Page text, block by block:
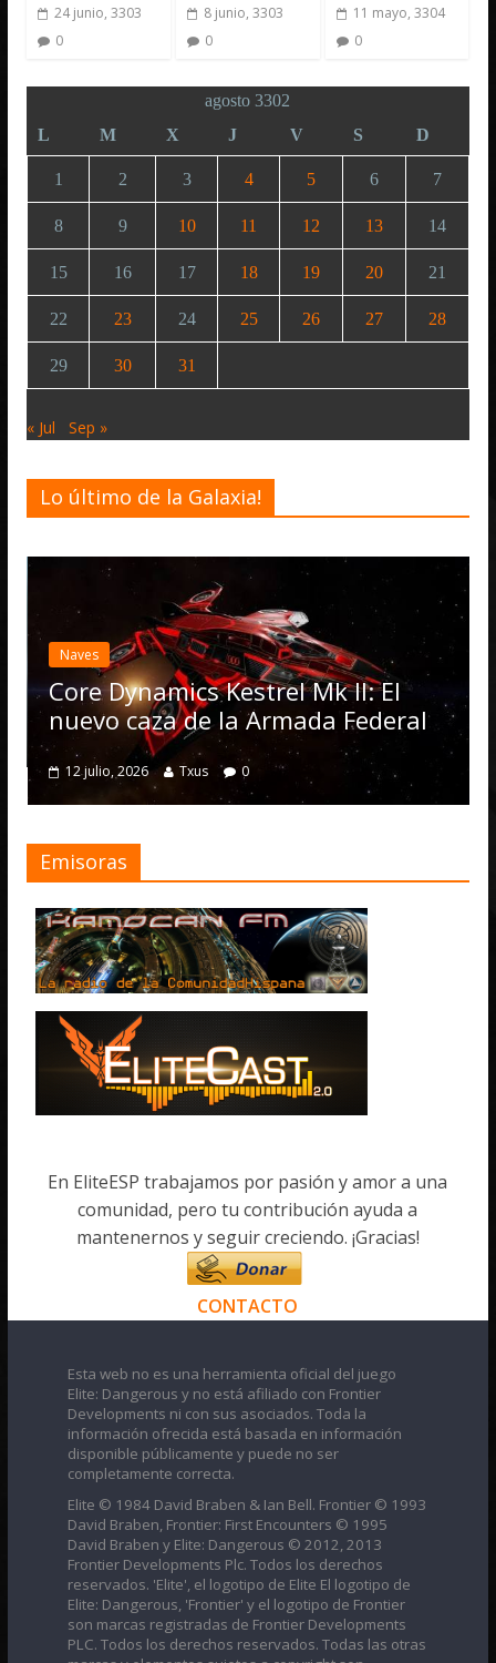
24 junio, 3303
0
8 junio, 3303
0
11 mayo, 3304
0
agosto 3302
L
M X J V S D
1 2 3 4 5 6 7
8 9 10 11 12 13 14
15 16 17 18 19 20 21
22 23 24 25 26 27 28
29 30 31
« Jul Sep »
Lo último de la Galaxia!
Naves
Core Dynamics Kestrel Mk II: El
nuevo caza de la Armada Federal
12 julio, 2026 Txus 0
Emisoras
En EliteESP trabajamos por pasión y amor a una
comunidad, pero tu contribución ayuda a
mantenernos y seguir creciendo. ¡Gracias!
CONTACTO
Esta web no es una herramienta oficial del juego
Elite: Dangerous y no está afiliado con Frontier
Developments ni con sus asociados. Toda la
información ofrecida está basada en información
disponible públicamente y puede no ser
completamente correcta.
Elite © 1984 David Braben & Ian Bell. Frontier © 1993
David Braben, Frontier: First Encounters © 1995
David Braben y Elite: Dangerous © 2012, 2013
Frontier Developments Plc. Todos los derechos
reservados. 'Elite', el logotipo de Elite El logotipo de
Elite: Dangerous, 'Frontier' y el logotipo de Frontier
son marcas registradas de Frontier Developments
PLC. Todos los derechos reservados. Todas las otras